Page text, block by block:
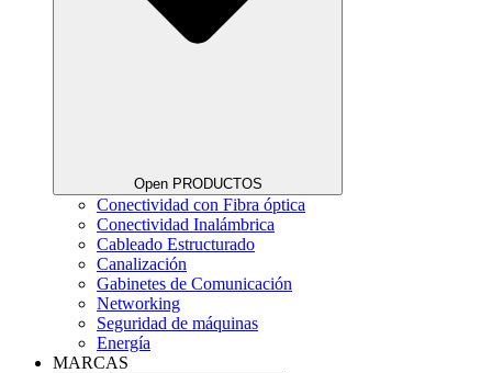
Open PRODUCTOS
Conectividad con Fibra óptica
Conectividad Inalámbrica
Cableado Estructurado
Canalización
Gabinetes de Comunicación
Networking
Seguridad de máquinas
Energía
MARCAS